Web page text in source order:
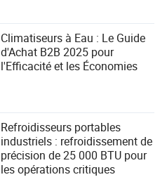
Climatiseurs à Eau : Le Guide
d'Achat B2B 2025 pour
l'Efficacité et les Économies
Refroidisseurs portables
industriels : refroidissement de
précision de 25 000 BTU pour
les opérations critiques